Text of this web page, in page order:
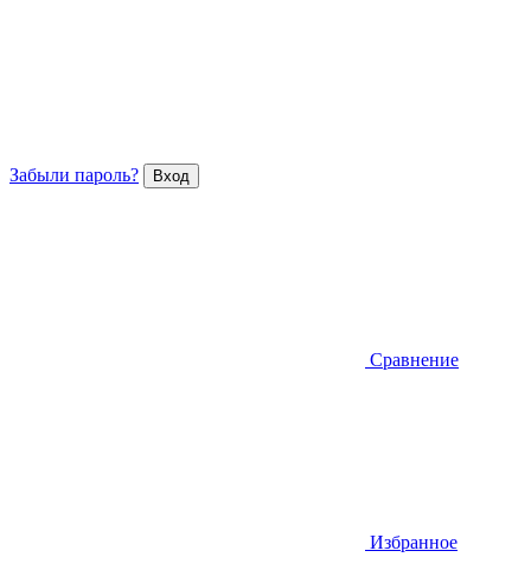
Забыли пароль?
Сравнение
Избранное